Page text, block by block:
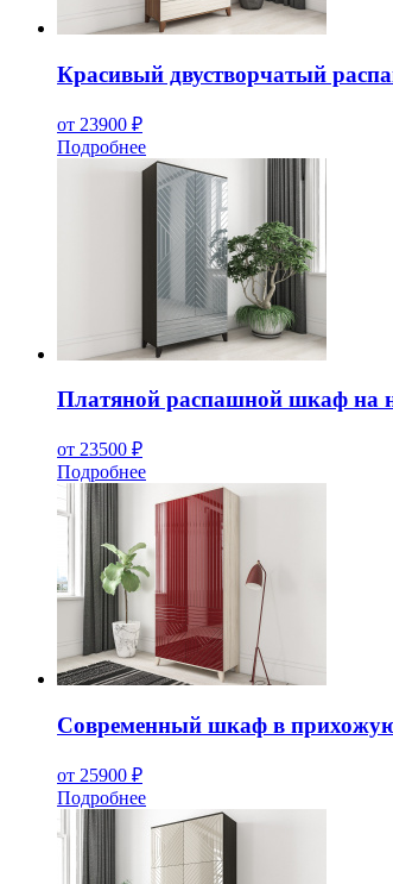
Красивый двустворчатый
от 23900 ₽
Подробнее
Платяной распашной шкаф на
от 23500 ₽
Подробнее
Современный шкаф в
от 25900 ₽
Подробнее